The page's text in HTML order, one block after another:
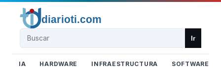
Buscar Ir
IA HARDWARE INFRAESTRUCTURA SOFTWARE